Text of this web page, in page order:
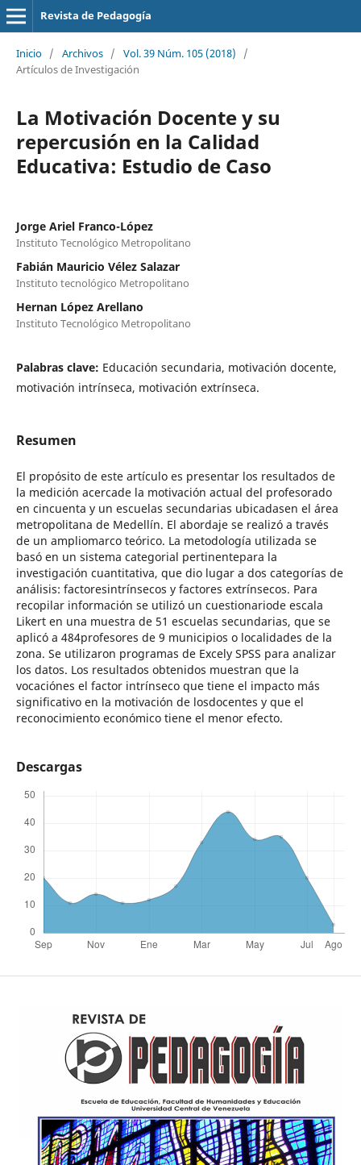
Revista de Pedagogía
Inicio / Archivos / Vol. 39 Núm. 105 (2018)
/
Artículos de Investigación
La Motivación Docente y su
repercusión en la Calidad
Educativa: Estudio de Caso
Jorge Ariel Franco-López
Instituto Tecnológico Metropolitano
Fabián Mauricio Vélez Salazar
Instituto tecnológico Metropolitano
Hernan López Arellano
Instituto Tecnológico Metropolitano
Palabras clave: Educación secundaria, motivación docente,
motivación intrínseca, motivación extrínseca.
Resumen
El propósito de este artículo es presentar los resultados de
la medición acercade la motivación actual del profesorado
en cincuenta y un escuelas secundarias ubicadasen el área
metropolitana de Medellín. El abordaje se realizó a través
de un ampliomarco teórico. La metodología utilizada se
basó en un sistema categorial pertinentepara la
investigación cuantitativa, que dio lugar a dos categorías de
análisis: factoresintrínsecos y factores extrínsecos. Para
recopilar información se utilizó un cuestionariode escala
Likert en una muestra de 51 escuelas secundarias, que se
aplicó a 484profesores de 9 municipios o localidades de la
zona. Se utilizaron programas de Excely SPSS para analizar
los datos. Los resultados obtenidos muestran que la
vocaciónes el factor intrínseco que tiene el impacto más
significativo en la motivación de losdocentes y que el
reconocimiento económico tiene el menor efecto.
Descargas